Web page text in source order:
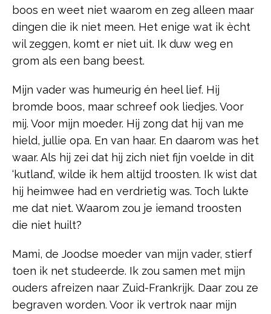
boos en weet niet waarom en zeg alleen maar
dingen die ik niet meen. Het enige wat ik ècht
wil zeggen, komt er niet uit. Ik duw weg en
grom als een bang beest.
Mijn vader was humeurig én heel lief. Hij
bromde boos, maar schreef ook liedjes. Voor
mij. Voor mijn moeder. Hij zong dat hij van me
hield, jullie opa. En van haar. En daarom was het
waar. Als hij zei dat hij zich niet fijn voelde in dit
‘kutland’, wilde ik hem altijd troosten. Ik wist dat
hij heimwee had en verdrietig was. Toch lukte
me dat niet. Waarom zou je iemand troosten
die niet huilt?
Mami, de Joodse moeder van mijn vader, stierf
toen ik net studeerde. Ik zou samen met mijn
ouders afreizen naar Zuid-Frankrijk. Daar zou ze
begraven worden. Voor ik vertrok naar mijn